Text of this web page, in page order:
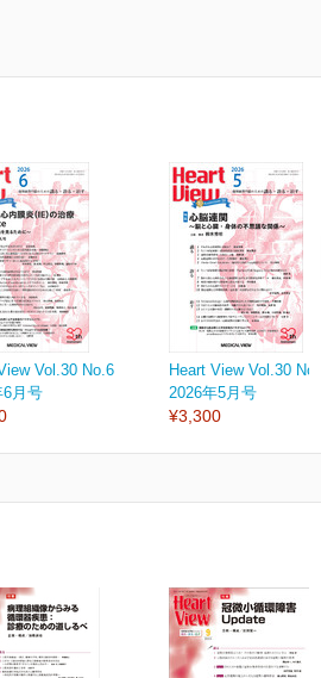
Vol.30 No.6
6月号
Heart View Vol.30 No.5
2026年5月号
¥3,300